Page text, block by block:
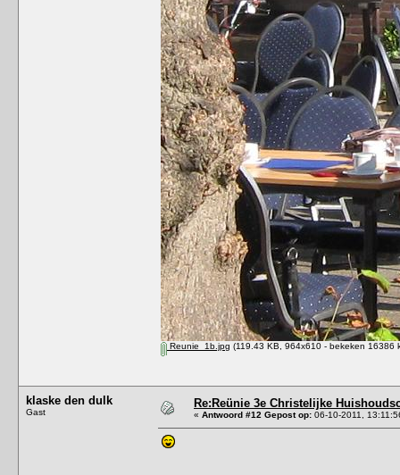
Reunie_1b.jpg (119.43 KB, 964x610 - bekeken 16386
klaske den dulk
Gast
Re:Reünie 3e Christelijke
« Antwoord #12 Gepost op: 06-10-2011,